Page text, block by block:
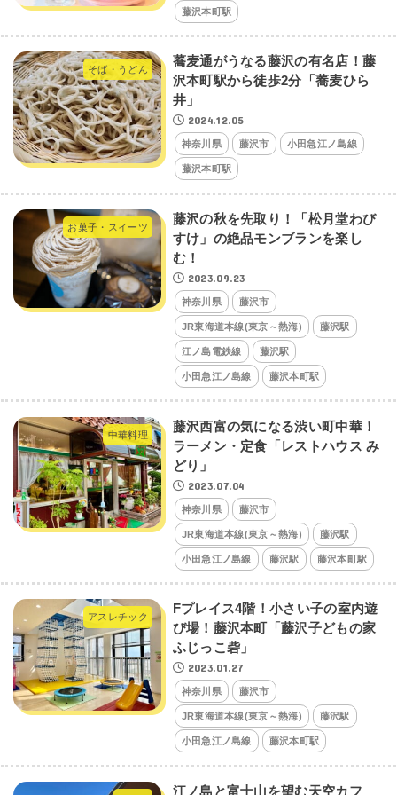
藤沢本町駅
そば・うどん
蕎麦通がうなる藤沢の有名店！藤
沢本町駅から徒歩2分「蕎麦ひら
井」
2024.12.05
神奈川県 藤沢市 小田急江ノ島線
藤沢本町駅
お菓子・スイーツ
藤沢の秋を先取り！「松月堂わび
すけ」の絶品モンブランを楽し
む！
2023.09.23
神奈川県 藤沢市
JR東海道本線(東京～熱海) 藤沢駅
江ノ島電鉄線 藤沢駅
小田急江ノ島線 藤沢本町駅
中華料理
藤沢西富の気になる渋い町中華！
ラーメン・定食「レストハウス み
どり」
2023.07.04
神奈川県 藤沢市
JR東海道本線(東京～熱海) 藤沢駅
小田急江ノ島線 藤沢駅 藤沢本町駅
アスレチック
Fプレイス4階！小さい子の室内遊
び場！藤沢本町「藤沢子どもの家
ふじっこ砦」
2023.01.27
神奈川県 藤沢市
JR東海道本線(東京～熱海) 藤沢駅
小田急江ノ島線 藤沢本町駅
江ノ島と富士山を望む天空カフ